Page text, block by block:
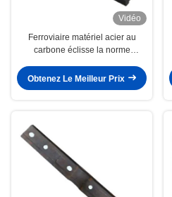
Vidéo
Ferroviaire matériel acier au
carbone éclisse la norme
22kg
Obtenez Le Meilleur Prix